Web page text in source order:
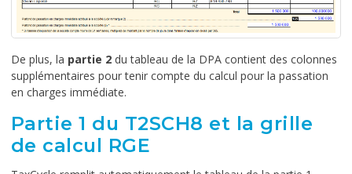
De plus, la partie 2 du tableau de la DPA contient des colonnes
supplémentaires pour tenir compte du calcul pour la passation
en charges immédiate.
Partie 1 du T2SCH8 et la grille
de calcul RGE